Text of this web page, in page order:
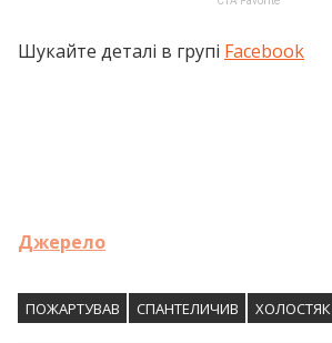
Шукайте деталі в групі Facebook
Джерело
ПОЖАРТУВАВ СПАНТЕЛИЧИВ ХОЛОСТЯК